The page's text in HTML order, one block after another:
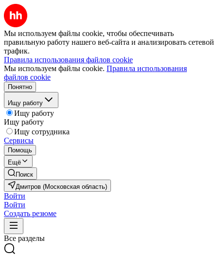
Мы используем файлы cookie, чтобы обеспечивать
правильную работу нашего веб-сайта и анализировать сетевой
трафик.
Правила использования файлов cookie
Мы используем файлы cookie. Правила использования
файлов cookie
Понятно
Ищу работу
Ищу работу
Ищу работу
Ищу сотрудника
Сервисы
Помощь
Ещё
Поиск
Дмитров (Московская область)
Войти
Войти
Создать резюме
Все разделы